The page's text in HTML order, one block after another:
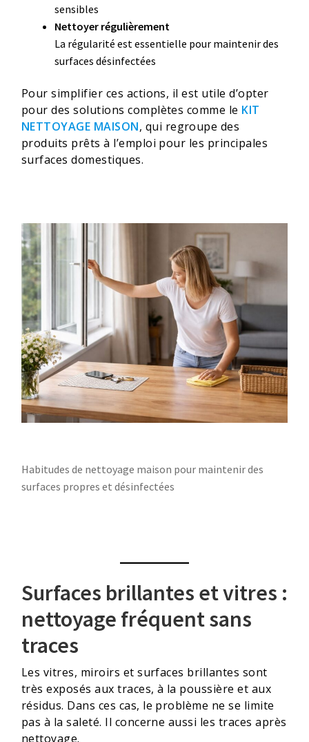
sensibles
Nettoyer régulièrement
La régularité est essentielle pour maintenir des
surfaces désinfectées
Pour simplifier ces actions, il est utile d’opter
pour des solutions complètes comme le KIT
NETTOYAGE MAISON, qui regroupe des
produits prêts à l’emploi pour les principales
surfaces domestiques.
Habitudes de nettoyage maison pour maintenir des
surfaces propres et désinfectées
Surfaces brillantes et vitres :
nettoyage fréquent sans
traces
Les vitres, miroirs et surfaces brillantes sont
très exposés aux traces, à la poussière et aux
résidus. Dans ces cas, le problème ne se limite
pas à la saleté. Il concerne aussi les traces après
nettoyage.